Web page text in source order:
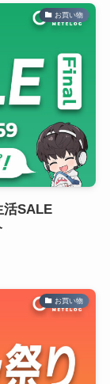
お買い物
活SALE
お買い物